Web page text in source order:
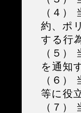
（４
約、ポ
する行
（５
を通知
（６）
等に役
（７）